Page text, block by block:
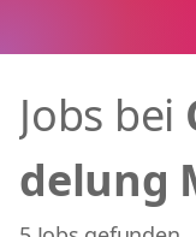
Jobs bei
delung